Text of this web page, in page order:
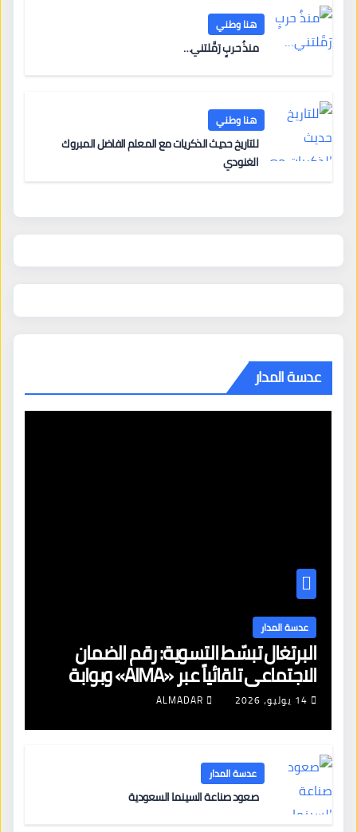
هنا وطني
منذُ حربٍ رَمَّلتني…
هنا وطني
للتاريخ حديث الذكريات مع المعلم الفاضل المبروك
الغنودي
عدسة المدار
عدسة المدار
البرتغال تبسّط التسوية: رقم الضمان
الاجتماعي تلقائياً عبر «AIMA» وبوابة
جديدة لتجديد الإقامات
14 يوليو، 2026 ALMADAR
عدسة المدار
صعود صناعة السينما السعودية